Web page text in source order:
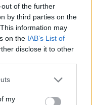
of the further
by third parties on the
information may
on the IAB’s List of
disclose it to other
one or more Google
You may click to
my
μητέρα και
φορτηγού με ΙΧ -
της